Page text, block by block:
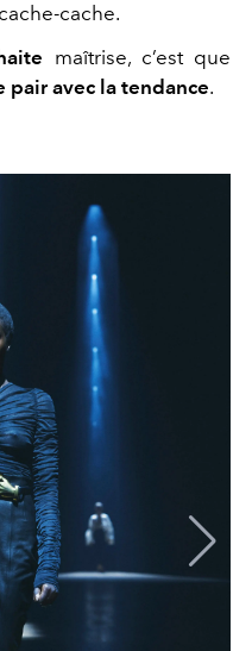
cache.
maîtrise, c’est que
pair avec la tendance.